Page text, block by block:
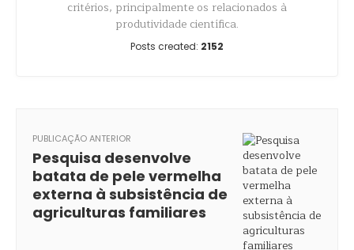
critérios, principalmente os relacionados à
produtividade científica.
Posts created: 2152
PUBLICAÇÃO ANTERIOR
Pesquisa desenvolve
batata de pele vermelha
externa à subsistência de
agriculturas familiares